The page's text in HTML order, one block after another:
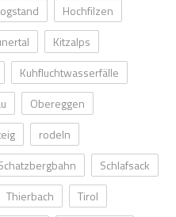
Hochfilzen
Kitzalps
Kuhfluchtwasserfälle
Obereggen
rodeln
Schlafsack
Thierbach
Tirol